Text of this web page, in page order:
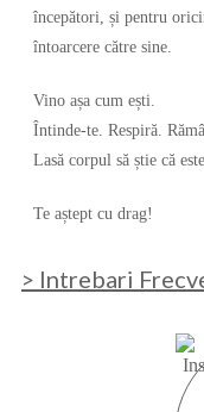
începători, și pentru
întoarcere către sine.
Vino așa cum ești.
Întinde-te. Respiră.
Lasă corpul să știe că
Te aștept cu drag!
> Intrebari